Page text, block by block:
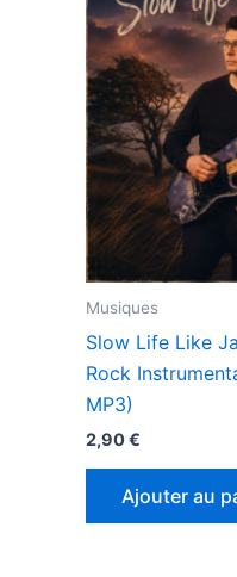
Musiques
Slow Life Like
Rock
MP3)
2,90€
Ajouter au